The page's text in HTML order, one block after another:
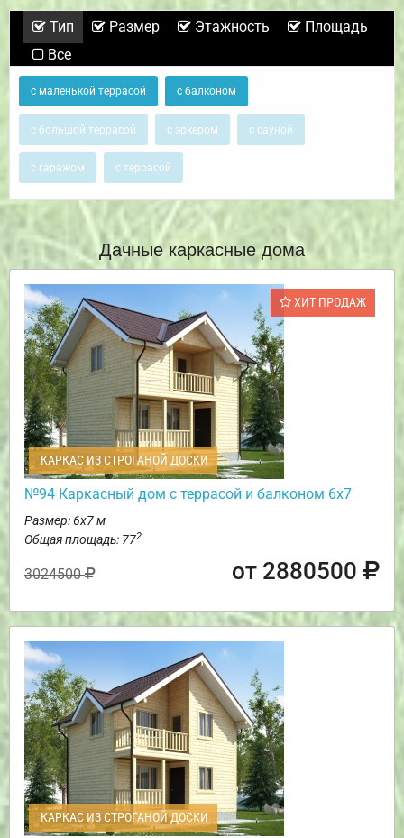
Тип Размер Этажность
Площадь
Все
с маленькой террасой с балконом
с большой террасой с эркером с сауной
с гаражом с террасой
Дачные каркасные дома
ХИТ ПРОДАЖ
КАРКАС ИЗ СТРОГАНОЙ ДОСКИ
№94 Каркасный дом с террасой и балконом 6х7
Размер: 6х7 м
Общая площадь: 772
3024500 от 2880500
КАРКАС ИЗ СТРОГАНОЙ ДОСКИ